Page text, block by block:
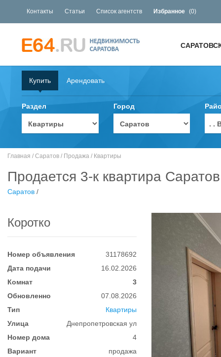
Контакты Статьи Список агентств Избранное (0)
Купить Арендовать
Раздел Город
. .
Главная / Саратов / Продажа / Квартиры
Продается 3-к квартира
Саратов /
Коротко
Номер объявления
31178692
Дата подачи
16.02.2026
Комнат
3
Обновленно
07.08.2026
Тип
Квартиры
Улица
Днепропетровская ул
Номер дома
4
Вариант
продажа